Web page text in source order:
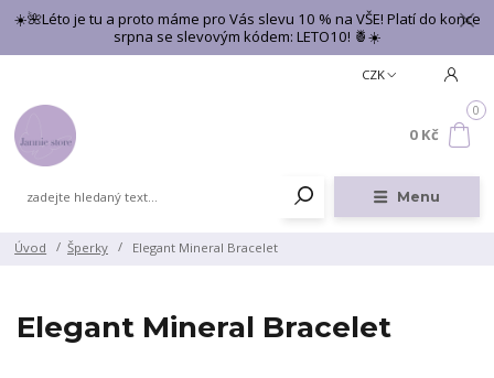
☀️🌺Léto je tu a proto máme pro Vás slevu 10 % na VŠE! Platí do konce
srpna se slevovým kódem: LETO10! 🍍☀️
Menu
CZK
0
0 Kč
Úvod Šperky Elegant Mineral Bracelet
Elegant Mineral Bracelet